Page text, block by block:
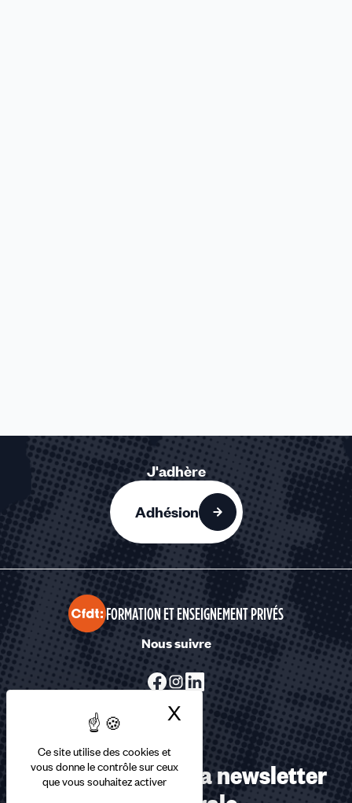
Ce site utilise des cookies et
vous donne le contrôle sur ceux
que vous souhaitez activer
X Masquer le
J'adhère
Adhésion
FORMATION ET ENSEIGNEMENT PRIVÉS
Nous suivre
Abonnez-vous à la newsletter